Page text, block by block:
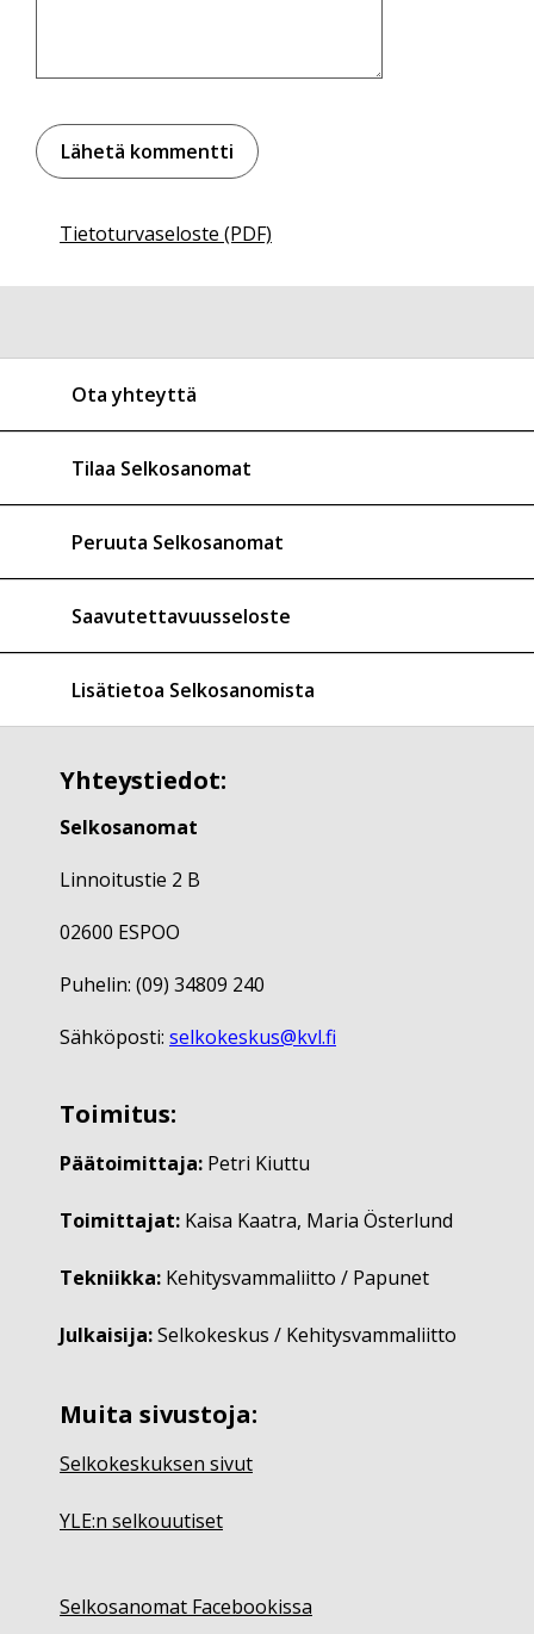
Tietoturvaseloste (PDF)
Ota yhteyttä
Tilaa Selkosanomat
Peruuta Selkosanomat
Saavutettavuusseloste
Lisätietoa Selkosanomista
Yhteystiedot:
Selkosanomat
Linnoitustie 2 B
02600 ESPOO
Puhelin: (09) 34809 240
Sähköposti: selkokeskus@kvl.fi
Toimitus:
Päätoimittaja: Petri Kiuttu
Toimittajat: Kaisa Kaatra, Maria Österlund
Tekniikka: Kehitysvammaliitto / Papunet
Julkaisija:Selkokeskus / Kehitysvammaliitto
Muita sivustoja:
Selkokeskuksen sivut
YLE:n selkouutiset
Selkosanomat Facebookissa